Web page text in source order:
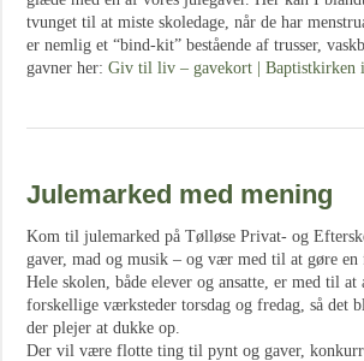
tvunget til at miste skoledage, når de har
er nemlig et “bind-kit” bestående af trusser,
gavner her: Giv til liv – gavekort | Baptistkirken
Julemarked med mening
Kom til julemarked på Tølløse Privat- og
gaver, mad og musik – og vær med til at gøre
Hele skolen, både elever og ansatte, er med til
forskellige værksteder torsdag og fredag, så det
der plejer at dukke op.
Der vil være flotte ting til pynt og gaver,